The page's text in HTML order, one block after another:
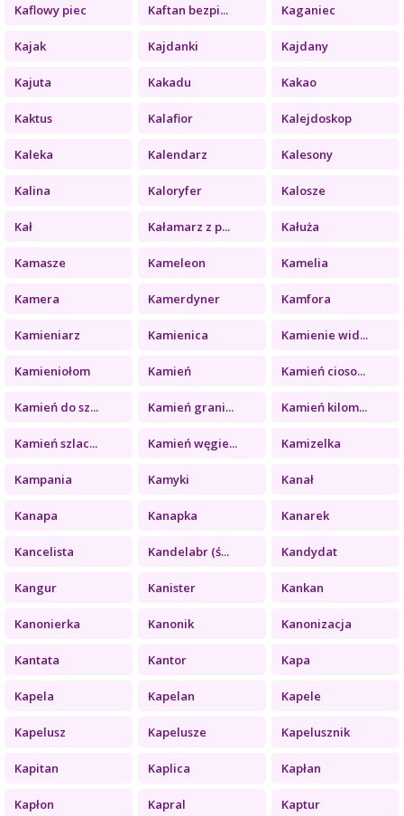
Kaflowy piec Kaftan bezpi... Kaganiec
Kajak Kajdanki Kajdany
Kajuta Kakadu Kakao
Kaktus Kalafior Kalejdoskop
Kaleka Kalendarz Kalesony
Kalina Kaloryfer Kalosze
Kał Kałamarz z p... Kałuża
Kamasze Kameleon Kamelia
Kamera Kamerdyner Kamfora
Kamieniarz Kamienica Kamienie wid...
Kamieniołom Kamień Kamień cioso...
Kamień do sz... Kamień grani... Kamień kilom...
Kamień szlac... Kamień węgie... Kamizelka
Kampania Kamyki Kanał
Kanapa Kanapka Kanarek
Kancelista Kandelabr (ś... Kandydat
Kangur Kanister Kankan
Kanonierka Kanonik Kanonizacja
Kantata Kantor Kapa
Kapela Kapelan Kapele
Kapelusz Kapelusze Kapelusznik
Kapitan Kaplica Kapłan
Kapłon Kapral Kaptur